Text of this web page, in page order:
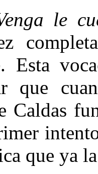
le
Esta
que
Caldas
que ya